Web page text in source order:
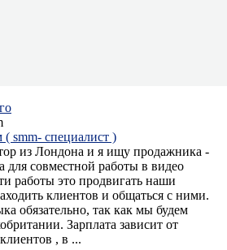
smm- специалист )
из Лондона и я ищу продажника -
для совместной работы в видео
работы это продвигать наши
клиентов и общаться с ними.
обязательно, так как мы будем
Зарплата зависит от
, в ...